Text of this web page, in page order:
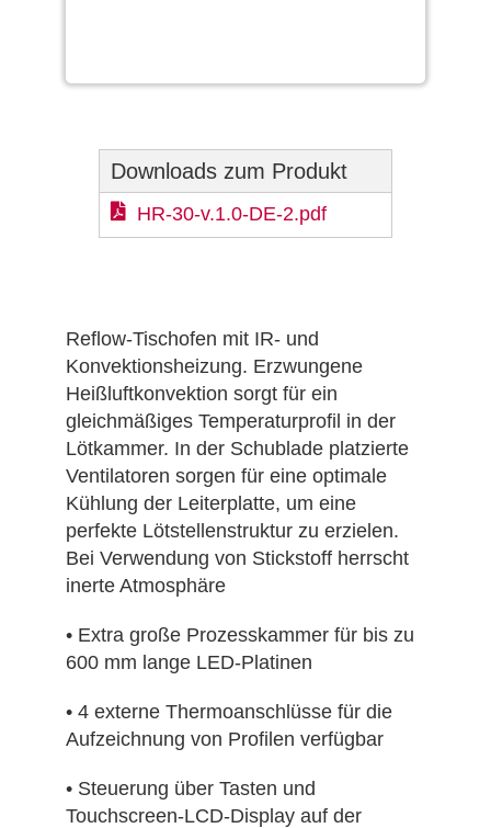
Reflow-Tischofen mit IR- und
Konvektionsheizung. Erzwungene
Heißluftkonvektion sorgt für ein
gleichmäßiges Temperaturprofil in der
Lötkammer. In der Schublade platzierte
Ventilatoren sorgen für eine optimale
Kühlung der Leiterplatte, um eine
perfekte Lötstellenstruktur zu erzielen.
Bei Verwendung von Stickstoff herrscht
inerte Atmosphäre
• Extra große Prozesskammer für bis zu
600 mm lange LED-Platinen
• 4 externe Thermoanschlüsse für die
Aufzeichnung von Profilen verfügbar
• Steuerung über Tasten und
Touchscreen-LCD-Display auf der
Downloads zum Produkt
HR-30-v.1.0-DE-2.pdf